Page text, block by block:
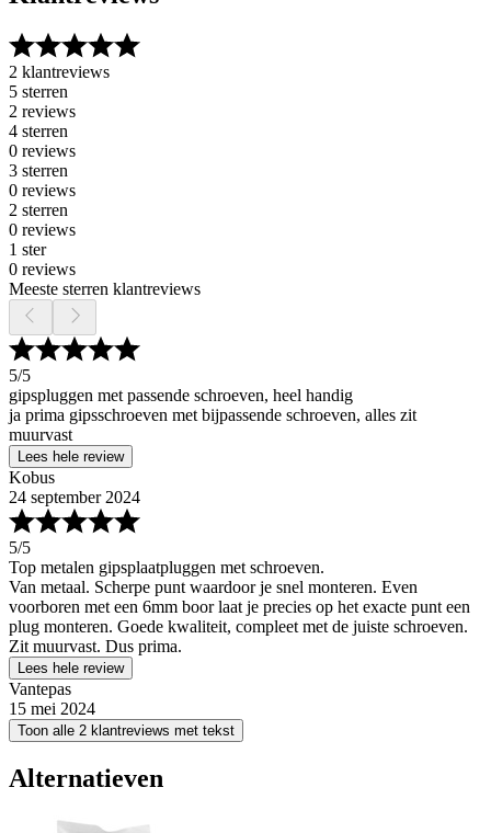
2 klantreviews
5 sterren
2 reviews
4 sterren
0 reviews
3 sterren
0 reviews
2 sterren
0 reviews
1 ster
0 reviews
Meeste sterren klantreviews
5/5
gipspluggen met passende schroeven, heel handig
ja prima gipsschroeven met bijpassende schroeven, alles zit
muurvast
Lees hele review
Kobus
24 september 2024
5/5
Top metalen gipsplaatpluggen met schroeven.
Van metaal. Scherpe punt waardoor je snel monteren. Even
voorboren met een 6mm boor laat je precies op het exacte punt een
plug monteren. Goede kwaliteit, compleet met de juiste schroeven.
Zit muurvast. Dus prima.
Lees hele review
Vantepas
15 mei 2024
Toon alle 2 klantreviews met tekst
Alternatieven